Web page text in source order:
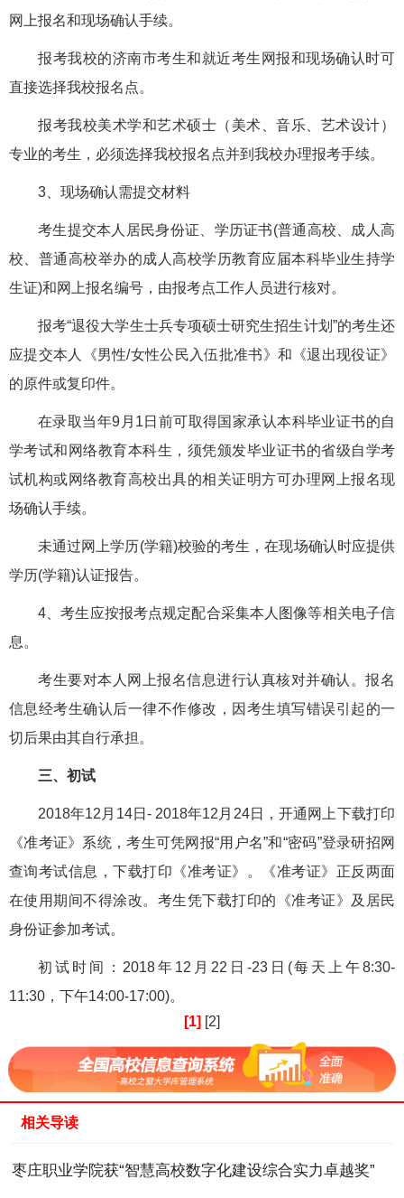
网上报名和现场确认手续。
报考我校的济南市考生和就近考生网报和现场确认时可
直接选择我校报名点。
报考我校美术学和艺术硕士（美术、音乐、艺术设计）
专业的考生，必须选择我校报名点并到我校办理报考手续。
3、现场确认需提交材料
考生提交本人居民身份证、学历证书(普通高校、成人高
校、普通高校举办的成人高校学历教育应届本科毕业生持学
生证)和网上报名编号，由报考点工作人员进行核对。
报考“退役大学生士兵专项硕士研究生招生计划”的考生还
应提交本人《男性/女性公民入伍批准书》和《退出现役证》
的原件或复印件。
在录取当年9月1日前可取得国家承认本科毕业证书的自
学考试和网络教育本科生，须凭颁发毕业证书的省级自学考
试机构或网络教育高校出具的相关证明方可办理网上报名现
场确认手续。
未通过网上学历(学籍)校验的考生，在现场确认时应提供
学历(学籍)认证报告。
4、考生应按报考点规定配合采集本人图像等相关电子信
息。
考生要对本人网上报名信息进行认真核对并确认。报名
信息经考生确认后一律不作修改，因考生填写错误引起的一
切后果由其自行承担。
三、初试
2018年12月14日- 2018年12月24日，开通网上下载打印
《准考证》系统，考生可凭网报“用户名”和“密码”登录研招网
查询考试信息，下载打印《准考证》。《准考证》正反两面
在使用期间不得涂改。考生凭下载打印的《准考证》及居民
身份证参加考试。
初试时间：2018年12月22日-23日(每天上午8:30-
11:30，下午14:00-17:00)。
[1] [2]
相关导读
枣庄职业学院获“智慧高校数字化建设综合实力卓越奖”